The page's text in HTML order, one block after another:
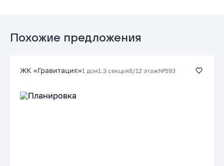
Похожие предложения
ЖК «Гравитация»1 дом1.3 секция8/12 этаж№593